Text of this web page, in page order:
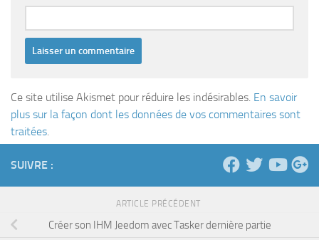
Ce site utilise Akismet pour réduire les indésirables. En savoir
plus sur la façon dont les données de vos commentaires sont
traitées.
SUIVRE :
ARTICLE PRÉCÉDENT
Créer son IHM Jeedom avec Tasker dernière partie